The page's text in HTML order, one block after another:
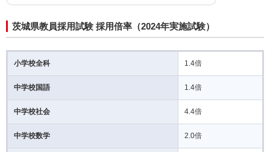
茨城県教員採用試験 採用倍率（2024年実施試験）
小学校全科 1.4倍
中学校国語 1.4倍
中学校社会 4.4倍
中学校数学 2.0倍